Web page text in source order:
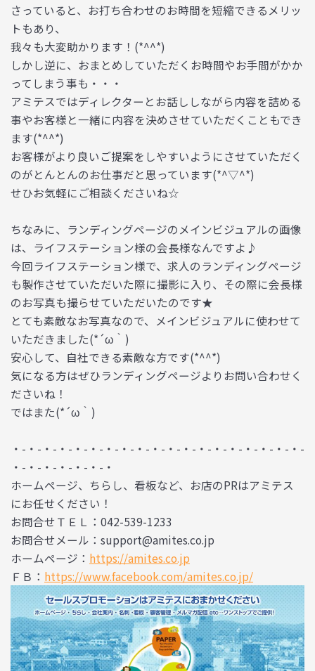
さっていると、お打ち合わせのお時間を短縮できるメリッ
トもあり、
我々も大変助かります！(*^^*)
しかし逆に、おまとめしていただくお時間やお手間がかか
ってしまう事も・・・
アミテスではディレクターとお話ししながら内容を詰める
事やお客様と一緒に内容を決めさせていただくこともでき
ます(*^^*)
お客様がより良いご提案をしやすいようにさせていただく
のがとんとんのお仕事だと思っています(*^▽^*)
せひお気軽にご相談くださいね☆
ちなみに、ランディングページのメインビジュアルの画像
は、ライフステーション様の会長様なんですよ♪
今回ライフステーション様で、求人のランディングページ
も製作させていただいた際に撮影に入り、その際に会長様
のお写真も撮らせていただいたのです★
とても素敵なお写真なので、メインビジュアルに使わせて
いただきました(*´ω｀)
安心して、自社できる素敵な方です(*^^*)
気になる方はぜひランディングページよりお問い合わせく
ださいね！
ではまた(*´ω｀)
・-・-・-・-・-・-・-・-・-・-・-・-・-・-・-・-・-・-・-
・-・-・-・-・-・-・
ホームページ、ちらし、看板など、お店のPRはアミテス
にお任せください！
お問合せＴＥＬ：042-539-1233
お問合せメール：support@amites.co.jp
ホームページ： https://amites.co.jp
ＦＢ： https://www.facebook.com/amites.co.jp/